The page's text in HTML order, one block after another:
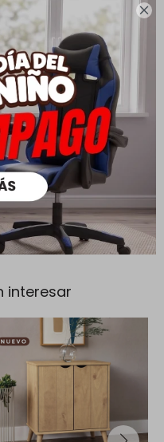

un plazo de 5 días para
interesar